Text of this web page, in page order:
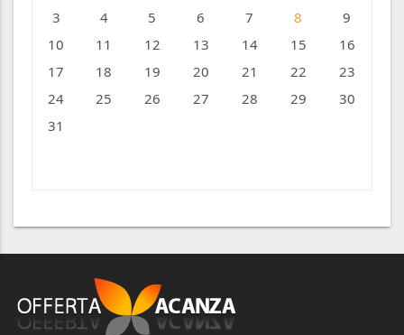
3 4 5 6 7 8
9
10
11 12 13 14 15
16
17
18 19 20 21 22
23
24
25 26 27 28 29
30
31